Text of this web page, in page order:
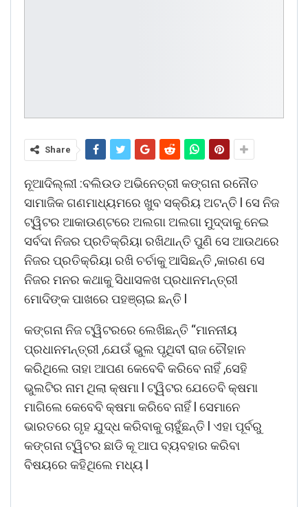
Share
ନୂଆଦିଲ୍ଲୀ :ବଲିଉଡ ଅଭିନେତ୍ରୀ କଙ୍ଗନା ରନୌତ
ସାମାଜିକ ଗଣମାଧ୍ୟମରେ ଖୁବ ସକ୍ରିୟ ଅଟନ୍ତି l ସେ ନିଜ
ଟ୍ୱିଟର ଆକାଉଣ୍ଟରେ ଅଲଗା ଅଲଗା ମୁଦ୍ଦାକୁ ନେଇ
ସର୍ବଦା ନିଜର ପ୍ରତିକ୍ରିୟା ରଖିଥାନ୍ତି ପୁଣି ସେ ଆଉଥରେ
ନିଜର ପ୍ରତିକ୍ରିୟା ରଖି ଚର୍ଚାକୁ ଆସିଛନ୍ତି ,କାରଣ ସେ
ନିଜର ମନର କଥାକୁ ସିଧାସଳଖ ପ୍ରଧାନମନ୍ତ୍ରୀ
ମୋଦିଙ୍କ ପାଖରେ ପହଞ୍ଚାଇ ଛନ୍ତି l
କଙ୍ଗନା ନିଜ ଟ୍ୱିଟରରେ ଲେଖିଛନ୍ତି “ମାନନୀୟ
ପ୍ରଧାନମନ୍ତ୍ରୀ ,ଯେଉଁ ଭୁଲ ପୃଥିବୀ ରାଜ ଚୌହାନ
କରିଥିଲେ ତାହା ଆପଣ କେବେବି କରିବେ ନାହିଁ ,ସେହି
ଭୁଲଟିର ନାମ ଥିଲା କ୍ଷମା l ଟ୍ୱିଟର ଯେତେବି କ୍ଷମା
ମାଗିଲେ କେବେବି କ୍ଷମା କରିବେ ନାହିଁ l ସେମାନେ
ଭାରତରେ ଗୃହ ଯୁଦ୍ଧ କରିବାକୁ ଚାହୁଁଛନ୍ତି l ଏହା ପୂର୍ବରୁ
କଙ୍ଗନା ଟ୍ୱିଟର ଛାଡି କୂ ଆପ ବ୍ୟବହାର କରିବା
ବିଷୟରେ କହିଥିଲେ ମଧ୍ୟ l